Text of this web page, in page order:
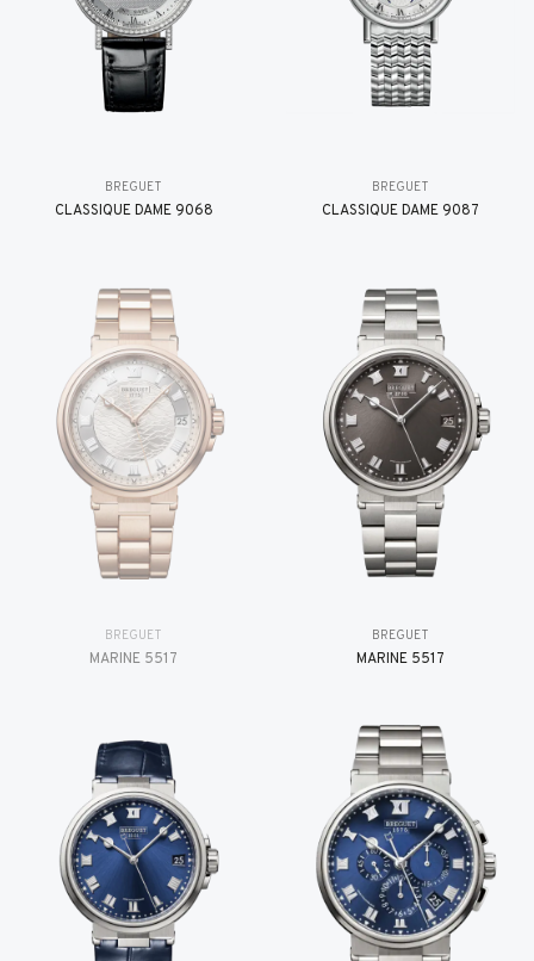
BREGUET
CLASSIQUE DAME 9068
BREGUET
CLASSIQUE DAME 9087
BREGUET
MARINE 5517
BREGUET
MARINE 5517